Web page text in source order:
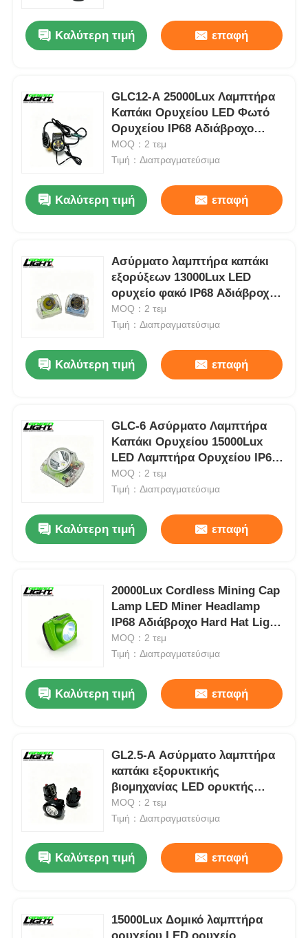
Αρχική Σελίδα
Εμφάνιση VR
Γύρος εργοστασίων
Ποιοτικός έλεγχος
Νέα
Ζητήστε ένα απόσπασμα
Ασύρματο φωτιστικό καπάκι εξόρυξης
Καλύτερη τιμή επαφή
GLC12-A 25000Lux Λαμπτήρα
Καπάκι Ορυχείου LED Φωτό
Ορυχείου IP68 Αδιάβροχο
επαναφορτιζόμενο Φως
σκληρού καπέλου
MOQ：2 τεμ
Τιμή：Διαπραγματεύσιμα
Καλύτερη τιμή επαφή
Ασύρματο λαμπτήρα καπάκι
εξορύξεων 13000Lux LED
ορυχείο φακό IP68 Αδιάβροχη
οθόνη OLED επαναφορτιζόμενο
σκληρό φως GLC-6
MOQ：2 τεμ
Τιμή：Διαπραγματεύσιμα
Καλύτερη τιμή επαφή
GLC-6 Ασύρματο Λαμπτήρα
Καπάκι Ορυχείου 15000Lux
LED Λαμπτήρα Ορυχείου IP68
Αδιάβροχη οθόνη OLED
επαναφορτιζόμενο σκληρό
MOQ：2 τεμ
Τιμή：Διαπραγματεύσιμα
Καλύτερη τιμή επαφή
20000Lux Cordless Mining Cap
Lamp LED Miner Headlamp
IP68 Αδιάβροχο Hard Hat Light
Linterna Minera Underground
Cap Lamp
MOQ：2 τεμ
Τιμή：Διαπραγματεύσιμα
Καλύτερη τιμή επαφή
GL2.5-A Ασύρματο λαμπτήρα
καπάκι εξορυκτικής
βιομηχανίας LED ορυκτής
προβολέας IP67 Αδιάβροχο
επαναφορτιζόμενο σκληρό
MOQ：2 τεμ
Τιμή：Διαπραγματεύσιμα
Καλύτερη τιμή επαφή
15000Lux Δομικό λαμπτήρα
ορυχείου LED ορυχείο